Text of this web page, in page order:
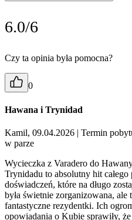
6.0/6
Czy ta opinia była pomocna?
0
Hawana i Trynidad
Kamil, 09.04.2026 | Termin
w parze
Wycieczka z Varadero do
Trynidadu to absolutny hit
doświadczeń, które na długo
była świetnie zorganizowana,
fantastyczne rezydentki. Ich
opowiadania o Kubie sprawiły,